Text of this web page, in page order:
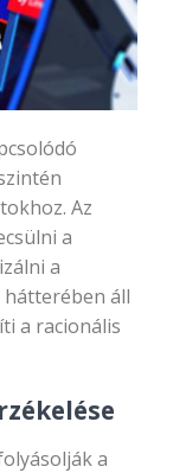
Az
a
a
hátterében áll
a racionális
a